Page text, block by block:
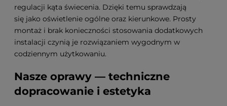
regulacji kąta świecenia. Dzięki temu sprawdzają
się jako oświetlenie ogólne oraz kierunkowe. Prosty
montaż i brak konieczności stosowania dodatkowych
instalacji czynią je rozwiązaniem wygodnym w
codziennym użytkowaniu.
Nasze oprawy — techniczne
dopracowanie i estetyka